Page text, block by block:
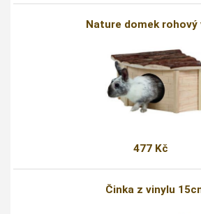
Nature domek rohový
477 Kč
Činka z vinylu